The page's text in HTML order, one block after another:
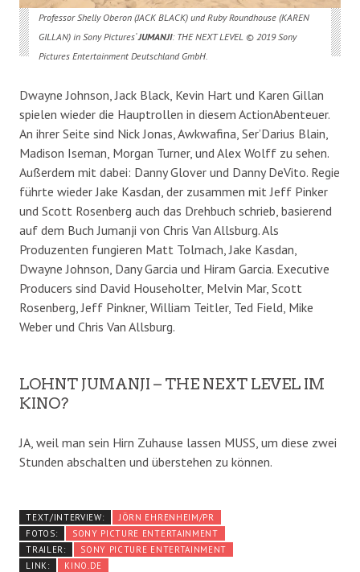
Professor Shelly Oberon (JACK BLACK) und Ruby Roundhouse (KAREN
GILLAN) in Sony Pictures‘JUMANJI: THE NEXT LEVEL © 2019 Sony
Pictures Entertainment Deutschland GmbH.
Dwayne Johnson, Jack Black, Kevin Hart und Karen Gillan
spielen wieder die Hauptrollen in diesem ActionAbenteuer.
An ihrer Seite sind Nick Jonas, Awkwafina, Ser’Darius Blain,
Madison Iseman, Morgan Turner, und Alex Wolff zu sehen.
Außerdem mit dabei: Danny Glover und Danny DeVito. Regie
führte wieder Jake Kasdan, der zusammen mit Jeff Pinker
und Scott Rosenberg auch das Drehbuch schrieb, basierend
auf dem Buch Jumanji von Chris Van Allsburg. Als
Produzenten fungieren Matt Tolmach, Jake Kasdan,
Dwayne Johnson, Dany Garcia und Hiram Garcia. Executive
Producers sind David Householter, Melvin Mar, Scott
Rosenberg, Jeff Pinkner, William Teitler, Ted Field, Mike
Weber und Chris Van Allsburg.
LOHNT JUMANJI – THE NEXT LEVEL IM
KINO?
JA, weil man sein Hirn Zuhause lassen MUSS, um diese zwei
Stunden abschalten und überstehen zu können.
TEXT/INTERVIEW:
JÖRN EHRENHEIM/PR
FOTOS:
SONY PICTURE ENTERTAINMENT
TRAILER:
SONY PICTURE ENTERTAINMENT
LINK:
KINO.DE